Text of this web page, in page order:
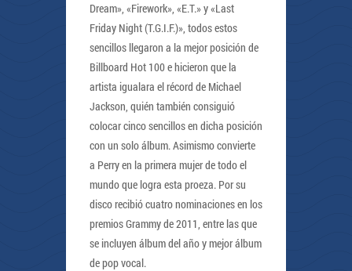
Dream», «Firework», «E.T.» y «Last
Friday Night (T.G.I.F.)», todos estos
sencillos llegaron a la mejor posición de
Billboard Hot 100 e hicieron que la
artista igualara el récord de Michael
Jackson, quién también consiguió
colocar cinco sencillos en dicha posición
con un solo álbum. Asimismo convierte
a Perry en la primera mujer de todo el
mundo que logra esta proeza. Por su
disco recibió cuatro nominaciones en los
premios Grammy de 2011, entre las que
se incluyen álbum del año y mejor álbum
de pop vocal.